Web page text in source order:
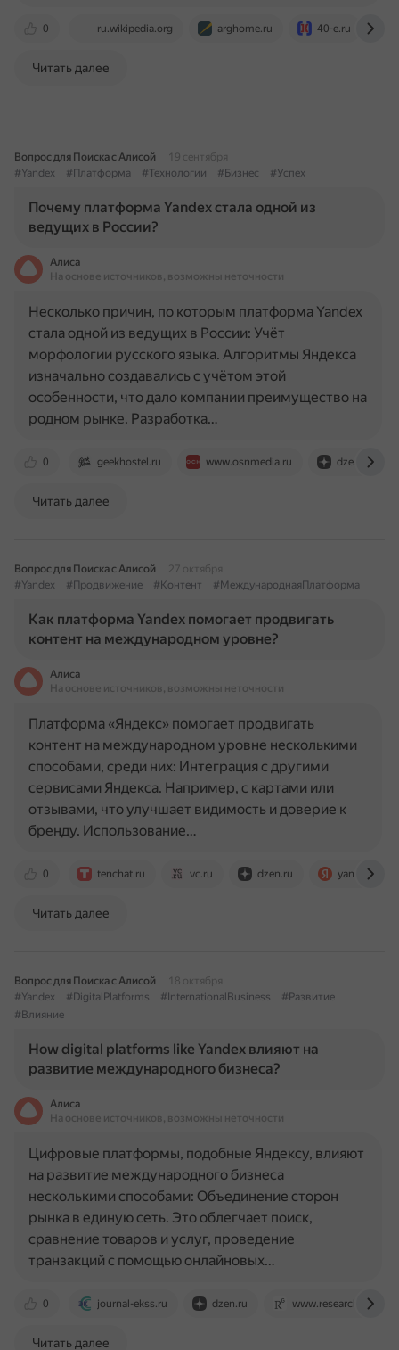
0 ru.wikipedia.org arghome.ru 40-e.ru
Читать далее
Вопрос для Поиска с Алисой
19 сентября
#Yandex
#Платформа #Технологии #Бизнес #Успех
Почему платформа Yandex стала одной из
ведущих в России?
Алиса
На основе источников, возможны неточности
0 geekhostel.ru www.osnmedia.ru dzen.ru
Несколько причин, по которым платформа Yandex
стала одной из ведущих в России: Учёт
морфологии русского языка. Алгоритмы Яндекса
изначально создавались с учётом этой
особенности, что дало компании преимущество на
родном рынке. Разработка…
Читать далее
Вопрос для Поиска с Алисой
27 октября
#Yandex
#Продвижение #Контент #МеждународнаяПлатформа
Как платформа Yandex помогает продвигать
контент на международном уровне?
Алиса
На основе источников, возможны неточности
0 tenchat.ru vc.ru dzen.ru yandex.ru
Платформа «Яндекс» помогает продвигать
контент на международном уровне несколькими
способами, среди них: Интеграция с другими
сервисами Яндекса. Например, с картами или
отзывами, что улучшает видимость и доверие к
бренду. Использование…
Читать далее
Вопрос для Поиска с Алисой
18 октября
#Yandex
#DigitalPlatforms #InternationalBusiness
#Развитие
#Влияние
How digital platforms like Yandex влияют на
развитие международного бизнеса?
Алиса
На основе источников, возможны неточности
0 journal-ekss.ru dzen.ru www.researchgate.net
Цифровые платформы, подобные Яндексу, влияют
на развитие международного бизнеса
несколькими способами: Объединение сторон
рынка в единую сеть. Это облегчает поиск,
сравнение товаров и услуг, проведение
транзакций с помощью онлайновых…
Читать далее